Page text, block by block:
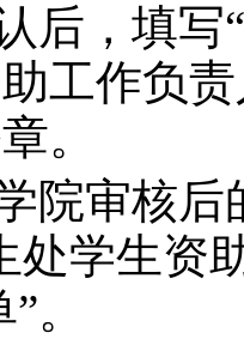
后，填写“
工作负
。
院审核后
处学生资
”。